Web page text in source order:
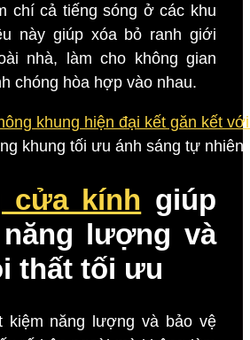
chí cả tiếng sóng ở các khu
này giúp xóa bỏ ranh giới
nhà, làm cho không gian
chóng hòa hợp vào nhau.
khung tối ưu ánh sáng tự
cửa kính giúp
lượng và
thất tối ưu
kiệm năng lượng và bảo vệ